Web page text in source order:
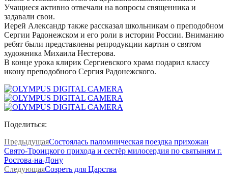
Учащиеся активно отвечали на вопросы священника и
задавали свои.
Иерей Александр также рассказал школьникам о преподобном
Сергии Радонежском и его роли в истории России. Вниманию
ребят были представлены репродукции картин о святом
художника Михаила Нестерова.
В конце урока клирик Сергиевского храма подарил классу
икону преподобного Сергия Радонежского.
Поделиться:
ПредыдущаяСостоялась паломническая поездка прихожан
Свято-Троицкого прихода и сестёр милосердия по святыням г.
Ростова-на-Дону
СледующаяСозреть для Царства